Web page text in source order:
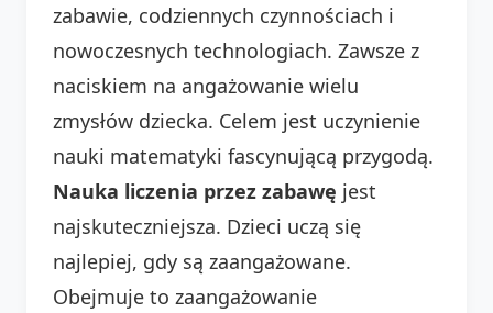
zabawie, codziennych czynnościach i
nowoczesnych technologiach. Zawsze z
naciskiem na angażowanie wielu
zmysłów dziecka. Celem jest uczynienie
nauki matematyki fascynującą przygodą.
Nauka liczenia przez zabawę jest
najskuteczniejsza. Dzieci uczą się
najlepiej, gdy są zaangażowane.
Obejmuje to zaangażowanie